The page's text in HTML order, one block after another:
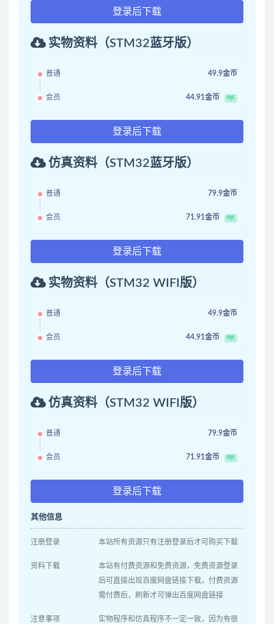
登录后下载
实物资料（STM32蓝牙版）
普通 49.9金币
会员 44.91金币 9折
登录后下载
仿真资料（STM32蓝牙版）
普通 79.9金币
会员 71.91金币 9折
登录后下载
实物资料（STM32 WIFI版）
普通 49.9金币
会员 44.91金币 9折
登录后下载
仿真资料（STM32 WIFI版）
普通 79.9金币
会员 71.91金币 9折
登录后下载
其他信息
注册登录 本站所有资源只有注册登录后才可购买下载
资料下载
本站有付费资源和免费资源，免费资源登录
后可直接出现百度网盘链接下载，付费资源
需付费后，刷新才可弹出百度网盘链接
注意事项
实物程序和仿真程序不一定一致，因为有很